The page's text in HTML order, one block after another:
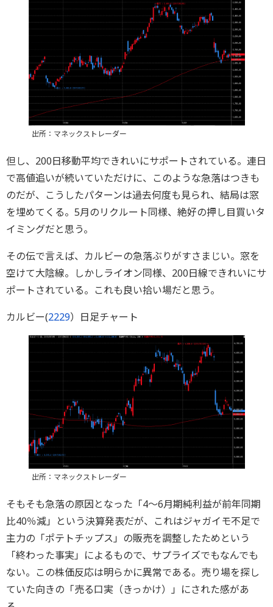
出所：マネックストレーダー
但し、200日移動平均できれいにサポートされている。連日
で高値追いが続いていただけに、このような急落はつきも
のだが、こうしたパターンは過去何度も見られ、結局は窓
を埋めてくる。5月のリクルート同様、絶好の押し目買いタ
イミングだと思う。
その伝で言えば、カルビーの急落ぶりがすさまじい。窓を
空けて大陰線。しかしライオン同様、200日線できれいにサ
ポートされている。これも良い拾い場だと思う。
カルビー(2229）日足チャート
出所：マネックストレーダー
そもそも急落の原因となった「4～6月期純利益が前年同期
比40％減」という決算発表だが、これはジャガイモ不足で
主力の「ポテトチップス」の販売を調整したためという
「終わった事実」によるもので、サプライズでもなんでも
ない。この株価反応は明らかに異常である。売り場を探し
ていた向きの「売る口実（きっかけ）」にされた感があ